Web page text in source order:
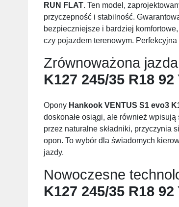
RUN FLAT. Ten model,
przyczepność i stabilność.
bezpieczniejsze i bardziej
czy pojazdem terenowym.
Zrównoważona
K127 245/35 R18
Opony Hankook VENTUS S1 evo3
doskonałe osiągi, ale również
przez naturalne składniki, przyczynia
opon. To wybór dla świadomych
jazdy.
Nowoczesne
K127 245/35 R18